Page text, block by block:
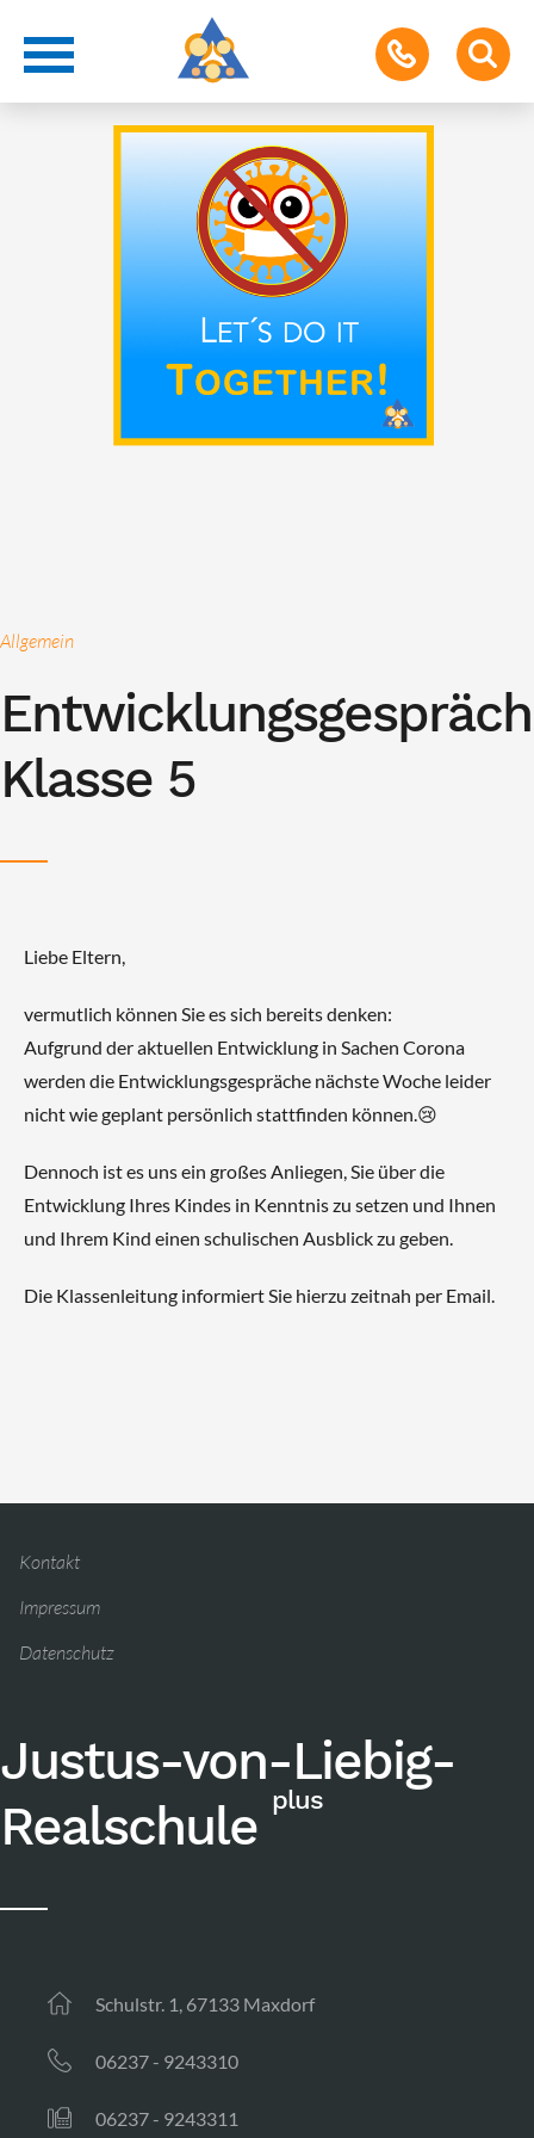
Allgemein
Klasse 5
Liebe Eltern,
vermutlich können Sie es sich bereits denken:
Aufgrund der aktuellen Entwicklung in Sachen Corona
werden die Entwicklungsgespräche nächste Woche leider
nicht wie geplant persönlich stattfinden können.😢
Dennoch ist es uns ein großes Anliegen, Sie über die
Entwicklung Ihres Kindes in Kenntnis zu setzen und Ihnen
und Ihrem Kind einen schulischen Ausblick zu geben.
Die Klassenleitung informiert Sie hierzu zeitnah per Email.
Kontakt
Impressum
Datenschutz
Justus-von-Liebig-
Realschule plus
Schulstr. 1, 67133 Maxdorf
06237 - 9243310
06237 - 9243311